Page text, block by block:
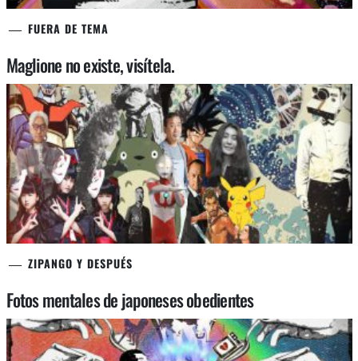
FUERA DE TEMA
Maglione no existe, visítela.
ZIPANGO Y DESPUÉS
Fotos mentales de japoneses obedientes